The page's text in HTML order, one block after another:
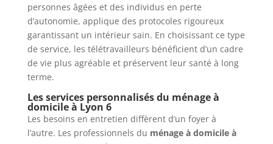
personnes âgées et des individus en perte
d’autonomie, applique des protocoles rigoureux
garantissant un intérieur sain. En choisissant ce type
de service, les télétravailleurs bénéficient d’un cadre
de vie plus agréable et préservent leur santé à long
terme.
Les services personnalisés du ménage à
domicile à Lyon 6
Les besoins en entretien diffèrent d’un foyer à
l’autre. Les professionnels du ménage à domicile à